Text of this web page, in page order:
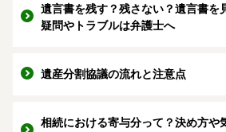
遺言書を残す？残さない？遺言書を
疑問やトラブルは弁護士へ
遺産分割協議の流れと注意点
相続における寄与分って？決め方や